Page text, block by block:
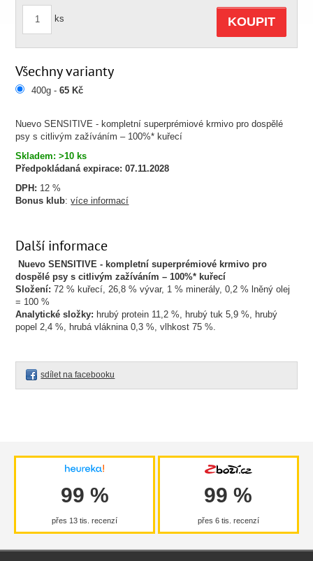
Nuevo SENSITIVE - kompletní superprémiové krmivo pro dospělé
psy s citlivým zažíváním – 100%* kuřecí
Skladem: >10 ks
Předpokládaná expirace: 07.11.2028
DPH: 12 %
Bonus klub:více informací
ks KOUPIT
Všechny varianty
400g -65 Kč
Další informace
NuevoSENSITIVE - kompletní superprémiové krmivo pro
dospělé psy s citlivým zažíváním – 100%* kuřecí
Složení: 72 % kuřecí, 26,8 % vývar, 1 % minerály, 0,2 % lněný olej
= 100 %
Analytické složky: hrubý protein 11,2 %, hrubý tuk 5,9 %, hrubý
popel 2,4 %, hrubá vláknina 0,3 %, vlhkost 75 %.
sdílet na facebooku
99 %
přes 13 tis. recenzí
99 %
přes 6 tis. recenzí